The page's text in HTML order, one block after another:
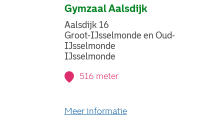
Gymzaal Aalsdijk
Aalsdijk 16
Groot-IJsselmonde en Oud-
IJsselmonde
IJsselmonde
516 meter
Meer informatieover stemlocatie